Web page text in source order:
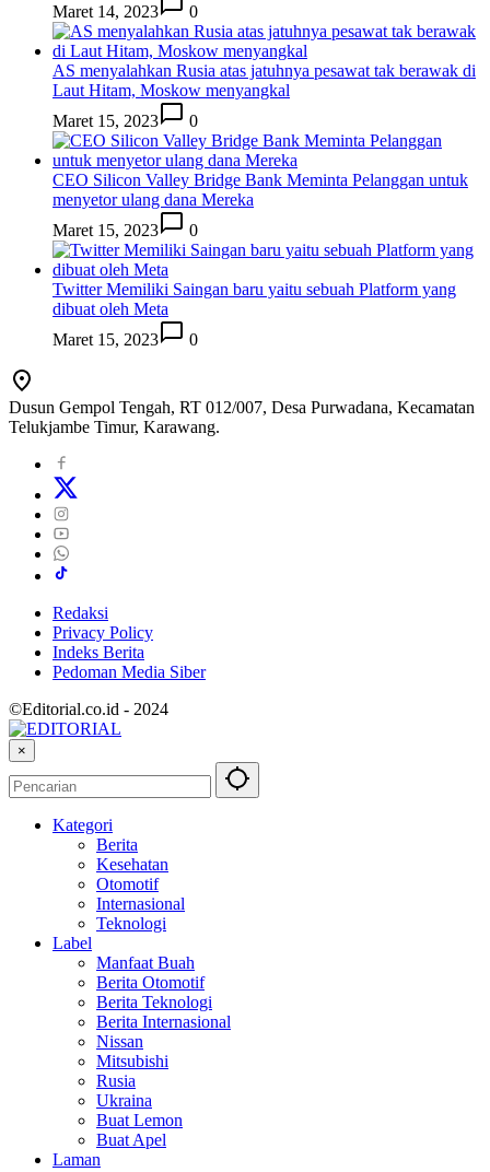
Maret 14, 2023
0
AS menyalahkan Rusia atas jatuhnya pesawat tak berawak di
Laut Hitam, Moskow menyangkal
Maret 15, 2023
0
CEO Silicon Valley Bridge Bank Meminta Pelanggan untuk
menyetor ulang dana Mereka
Maret 15, 2023
0
Twitter Memiliki Saingan baru yaitu sebuah Platform yang
dibuat oleh Meta
Maret 15, 2023
0
Dusun Gempol Tengah, RT 012/007, Desa Purwadana, Kecamatan
Telukjambe Timur, Karawang.
Redaksi
Privacy Policy
Indeks Berita
Pedoman Media Siber
©Editorial.co.id - 2024
×
Kategori
Berita
Kesehatan
Otomotif
Internasional
Teknologi
Label
Manfaat Buah
Berita Otomotif
Berita Teknologi
Berita Internasional
Nissan
Mitsubishi
Rusia
Ukraina
Buat Lemon
Buat Apel
Laman